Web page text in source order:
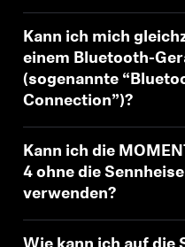
Kann ich mich
einem Bluetooth-
(sogenannte
Connection”)?
Kann ich die
4 ohne die
verwenden?